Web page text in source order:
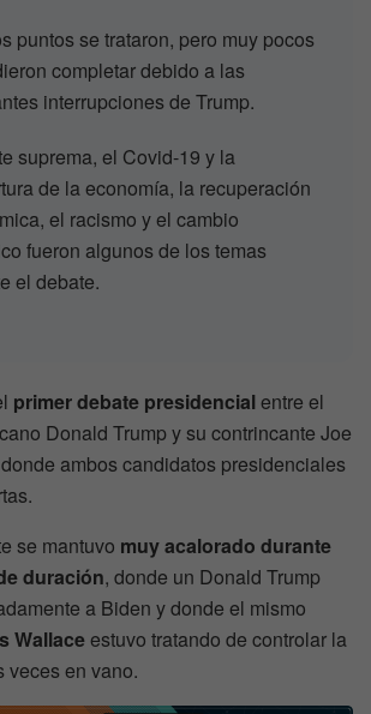
puntos se trataron, pero muy pocos
completar debido a las
interrupciones de Trump.
suprema, el Covid-19 y la
de la economía, la recuperación
el racismo y el cambio
fueron algunos de los temas
el debate.
primer debate presidencialentre el
Donald Trump y su contrincante Joe
ambos candidatos presidenciales
se mantuvo muy acalorado durante
duración, donde un Donald Trump
a Biden y donde el mismo
Wallaceestuvo tratando de controlar la
veces en vano.